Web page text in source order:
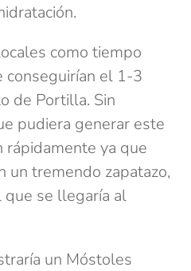
como tiempo
el 1-3
de Portilla. Sin
pudiera generar este
ya que
un tremendo zapatazo,
se llegaría al
un Móstoles